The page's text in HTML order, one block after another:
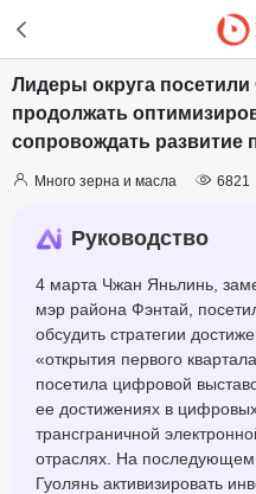
Лидеры округа
продолжать
сопровождать развитие
 Много зерна и масла  6821
Руководство
4 марта Чжан Яньлинь,
мэр района Фэнтай,
обсудить стратегии
«открытия первого
посетила цифровой
ее достижениях в цифровых
трансграничной
отраслях. На
Гуолянь активизировать